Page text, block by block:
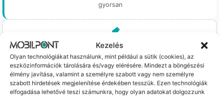
Kezelés
Olyan technológiákat használunk, mint például a sütik (cookies), az
eszközinformációk tárolására és/vagy elérésére. Mindezt a böngészési
élmény javítása, valamint a személyre szabott vagy nem személyre
szabott hirdetések megjelenítése érdekében tesszük. Ezen technológiák
elfogadása lehetővé teszi számunkra, hogy olyan adatokat dolgozzunk
gyorsan
Bizonyos esetekben gyári vagy prémium minőségű
alkatrészekre (pl. új akkumulátorra vagy kijelzőre)
cseréljük a régieket.
Ez mindig 100%-os, tesztelt állapotot jelent. iPhone-oknál
előfordulhat az "Ismeretlen alkatrész" jelzés, de ne aggódj, ez